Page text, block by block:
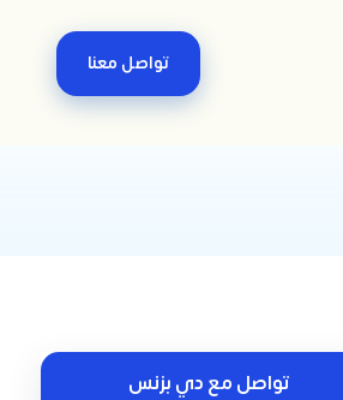
تواصل معنا
تواصل مع دي بزنس